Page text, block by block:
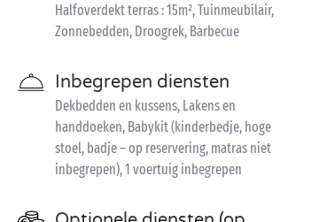
Halfoverdekt terras : 15m², Tuinmeubilair,
Zonnebedden, Droogrek, Barbecue
Inbegrepen diensten
Dekbedden en kussens, Lakens en
handdoeken, Babykit (kinderbedje, hoge
stoel, badje – op reservering, matras niet
inbegrepen), 1 voertuig inbegrepen